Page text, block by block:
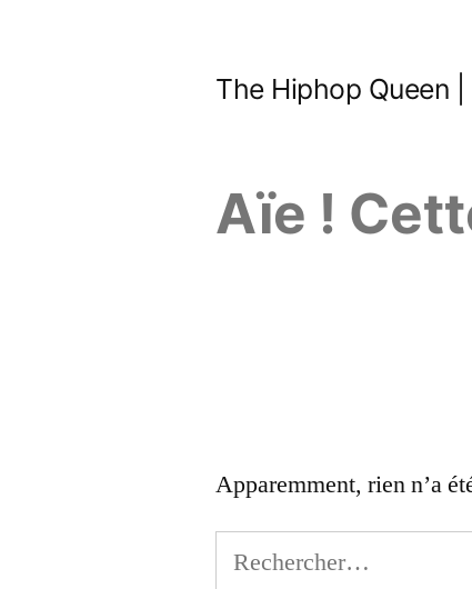
The Hiphop Queen
Aïe !
Apparemment, rien n’a
Rechercher :